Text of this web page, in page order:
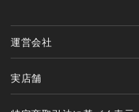
運営会社
実店舗